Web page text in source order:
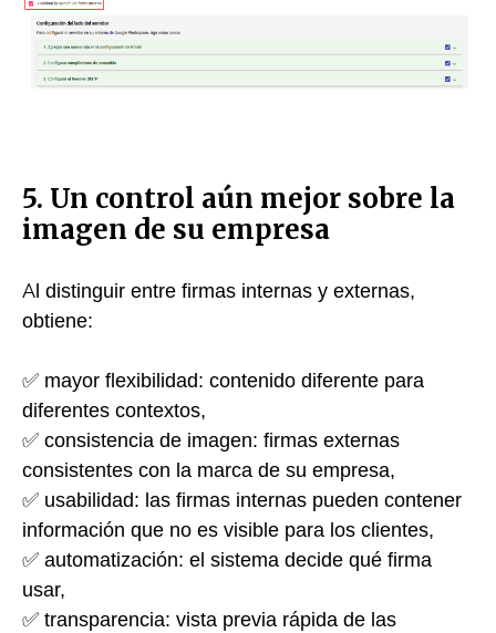
5. Un control aún mejor sobre la
imagen de su empresa
Al distinguir entre firmas internas y externas,
obtiene:
✅ mayor flexibilidad: contenido diferente para
diferentes contextos,
✅ consistencia de imagen: firmas externas
consistentes con la marca de su empresa,
✅ usabilidad: las firmas internas pueden contener
información que no es visible para los clientes,
✅ automatización: el sistema decide qué firma
usar,
✅ transparencia: vista previa rápida de las